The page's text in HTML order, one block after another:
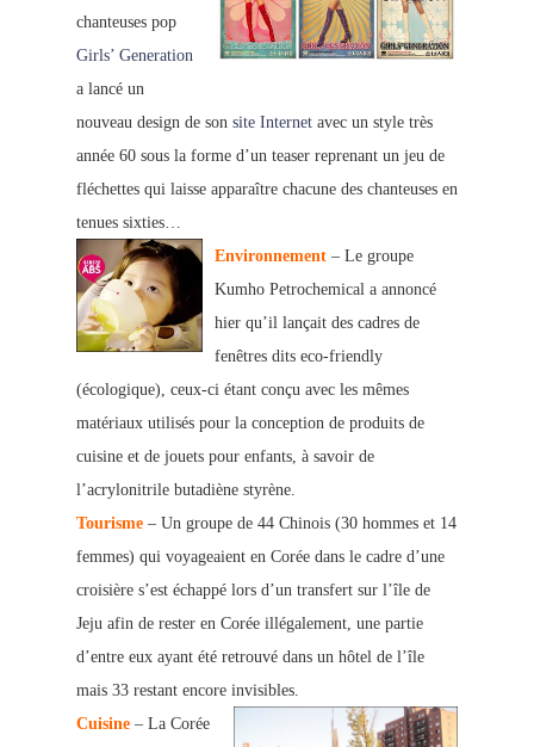
chanteuses pop
Girls’ Generation
a lancé un
nouveau design de son site Internet avec un style très
année 60 sous la forme d’un teaser reprenant un jeu de
fléchettes qui laisse apparaître chacune des chanteuses en
tenues sixties…
Environnement – Le groupe
Kumho Petrochemical a annoncé
hier qu’il lançait des cadres de
fenêtres dits eco-friendly
(écologique), ceux-ci étant conçu avec les mêmes
matériaux utilisés pour la conception de produits de
cuisine et de jouets pour enfants, à savoir de
l’acrylonitrile butadiène styrène.
Tourisme – Un groupe de 44 Chinois (30 hommes et 14
femmes) qui voyageaient en Corée dans le cadre d’une
croisière s’est échappé lors d’un transfert sur l’île de
Jeju afin de rester en Corée illégalement, une partie
d’entre eux ayant été retrouvé dans un hôtel de l’île
mais 33 restant encore invisibles.
Cuisine – La Corée